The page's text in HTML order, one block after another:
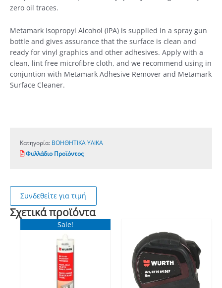
zero oil traces.
Metamark Isopropyl Alcohol (IPA) is supplied in a spray gun
bottle and gives assurance that the surface is clean and
ready for vinyl graphics and other adhesives. Apply with a
clean, lint free microfibre cloth, and we recommend using in
conjuntion with Metamark Adhesive Remover and Metamark
Surface Cleaner.
Κατηγορία: ΒΟΗΘΗΤΙΚΑ ΥΛΙΚΑ
Φυλλάδιο Προϊόντος
Συνδεθείτε για τιμή
Σχετικά προϊόντα
Sale!